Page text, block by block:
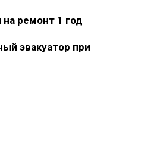
на ремонт 1 год
эвакуатор при